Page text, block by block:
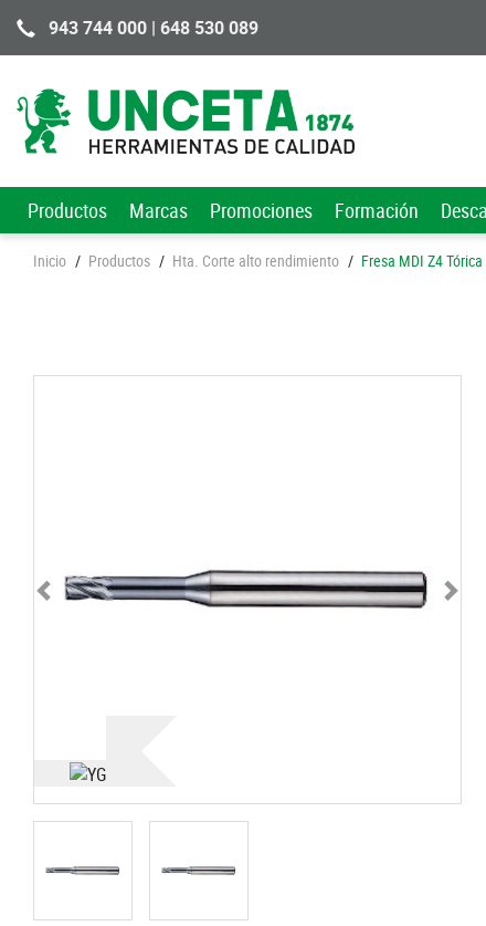
943 744 000 | 648 530 089
Productos Marcas Promociones Formación
Inicio / Productos / Hta. Corte alto rendimiento / Fresa MDI Z4